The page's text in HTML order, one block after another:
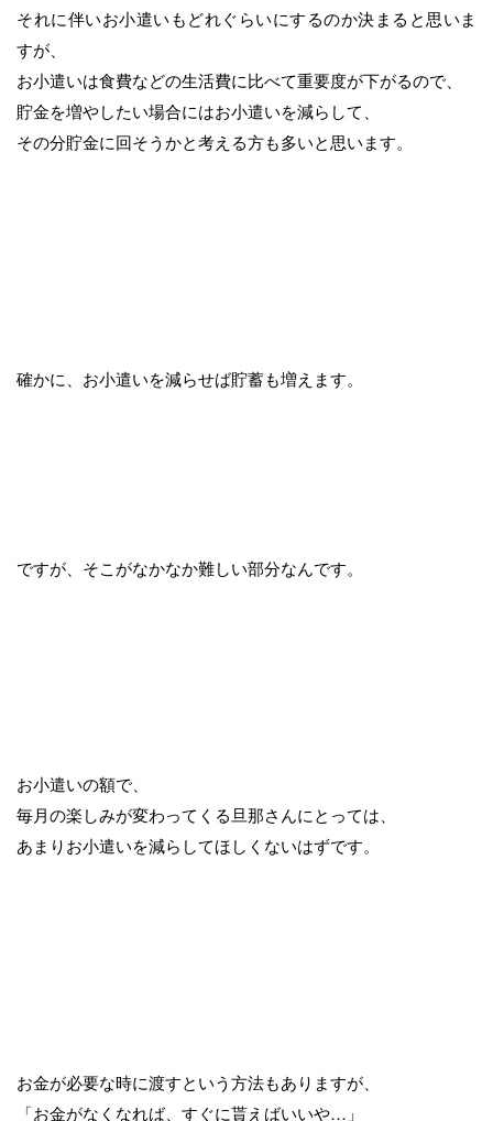
それに伴いお小遣いもどれぐらいにするのか決まると思いま
すが、
お小遣いは食費などの生活費に比べて重要度が下がるので、
貯金を増やしたい場合にはお小遣いを減らして、
その分貯金に回そうかと考える方も多いと思います。
確かに、お小遣いを減らせば貯蓄も増えます。
ですが、そこがなかなか難しい部分なんです。
お小遣いの額で、
毎月の楽しみが変わってくる旦那さんにとっては、
あまりお小遣いを減らしてほしくないはずです。
お金が必要な時に渡すという方法もありますが、
「お金がなくなれば、すぐに貰えばいいや…」